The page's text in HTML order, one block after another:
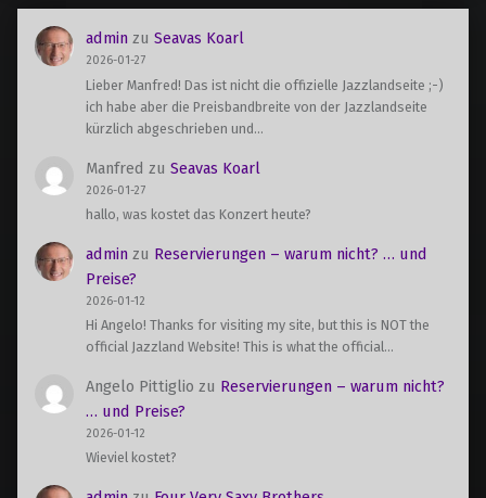
admin zuSeavas Koarl
2026-01-27
Lieber Manfred! Das ist nicht die offizielle Jazzlandseite ;-)
ich habe aber die Preisbandbreite von der Jazzlandseite
kürzlich abgeschrieben und…
Manfred zuSeavas Koarl
2026-01-27
hallo, was kostet das Konzert heute?
admin zu Reservierungen – warum nicht? … und
Preise?
2026-01-12
Hi Angelo! Thanks for visiting my site, but this is NOT the
official Jazzland Website! This is what the official…
Angelo Pittiglio zu Reservierungen – warum nicht?
… und Preise?
2026-01-12
Wieviel kostet?